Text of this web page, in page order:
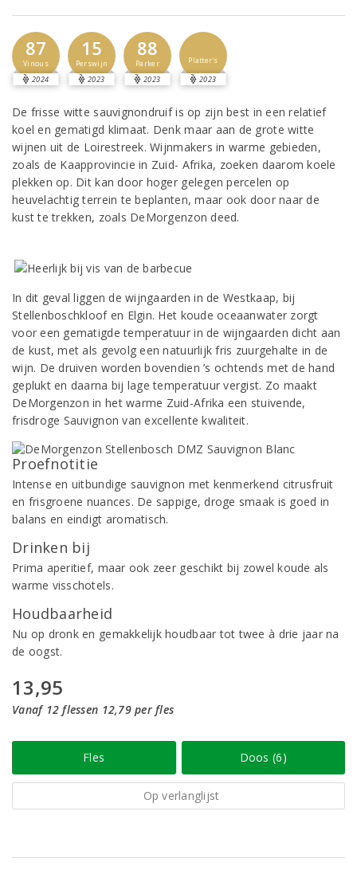
87
Vinous
2024
15
Perswijn
2023
88
Parker
2023
Platter's
2023
De frisse witte sauvignondruif is op zijn best in een relatief
koel en gematigd klimaat. Denk maar aan de grote witte
wijnen uit de Loirestreek. Wijnmakers in warme gebieden,
zoals de Kaapprovincie in Zuid- Afrika, zoeken daarom koele
plekken op. Dit kan door hoger gelegen percelen op
heuvelachtig terrein te beplanten, maar ook door naar de
kust te trekken, zoals DeMorgenzon deed.
In dit geval liggen de wijngaarden in de Westkaap, bij
Stellenboschkloof en Elgin. Het koude oceaanwater zorgt
voor een gematigde temperatuur in de wijngaarden dicht aan
de kust, met als gevolg een natuurlijk fris zuurgehalte in de
wijn. De druiven worden bovendien ’s ochtends met de hand
geplukt en daarna bij lage temperatuur vergist. Zo maakt
DeMorgenzon in het warme Zuid-Afrika een stuivende,
frisdroge Sauvignon van excellente kwaliteit.
Proefnotitie
Intense en uitbundige sauvignon met kenmerkend citrusfruit
en frisgroene nuances. De sappige, droge smaak is goed in
balans en eindigt aromatisch.
Drinken bij
Prima aperitief, maar ook zeer geschikt bij zowel koude als
warme visschotels.
Houdbaarheid
Nu op dronk en gemakkelijk houdbaar tot twee à drie jaar na
de oogst.
13,95
Vanaf 12 flessen 12,79 per fles
Fles Doos (6)
Op verlanglijst